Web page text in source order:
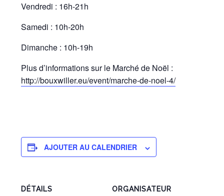
Vendredi : 16h-21h
Samedi : 10h-20h
Dimanche : 10h-19h
Plus d’informations sur le Marché de Noël :
http://bouxwiller.eu/event/marche-de-noel-4/
AJOUTER AU CALENDRIER
DÉTAILS ORGANISATEUR